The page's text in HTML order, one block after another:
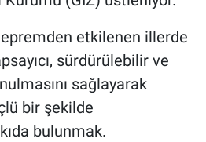
etkilenen illerde
sürdürülebilir ve
sağlayarak
bir şekilde
bulunmak.